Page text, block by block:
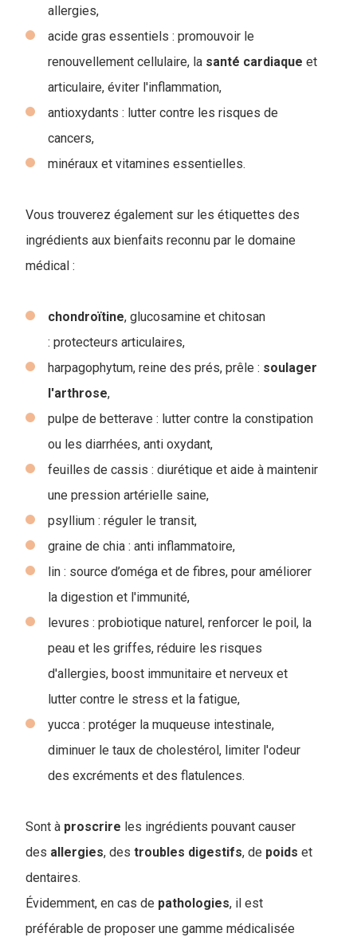
allergies,
acide gras essentiels : promouvoir le
renouvellement cellulaire, la santé cardiaque et
articulaire, éviter l'inflammation,
antioxydants : lutter contre les risques de
cancers,
minéraux et vitamines essentielles.
Vous trouverez également sur les étiquettes des
ingrédients aux bienfaits reconnu par le domaine
médical :
chondroïtine, glucosamine et chitosan
: protecteurs articulaires,
harpagophytum, reine des prés, prêle : soulager
l'arthrose,
pulpe de betterave : lutter contre la constipation
ou les diarrhées, anti oxydant,
feuilles de cassis : diurétique et aide à maintenir
une pression artérielle saine,
psyllium : réguler le transit,
graine de chia : anti inflammatoire,
lin : source d’oméga et de fibres, pour améliorer
la digestion et l'immunité,
levures : probiotique naturel, renforcer le poil, la
peau et les griffes, réduire les risques
d'allergies, boost immunitaire et nerveux et
lutter contre le stress et la fatigue,
yucca : protéger la muqueuse intestinale,
diminuer le taux de cholestérol, limiter l'odeur
des excréments et des flatulences.
Sont à proscrire les ingrédients pouvant causer
des allergies, des troubles digestifs, de poids et
dentaires.
Évidemment, en cas de pathologies, il est
préférable de proposer une gamme médicalisée